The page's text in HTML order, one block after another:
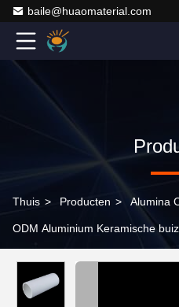
baile@huaomaterial.com
Thuis > Producten > Alumina
ODM Aluminium Keramische